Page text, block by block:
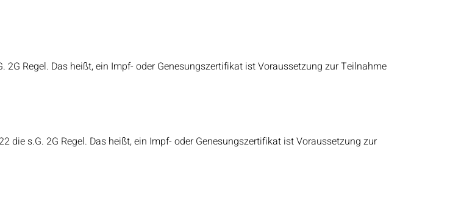
Regel. Das heißt, ein Impf- oder Genesungszertifikat ist Voraussetzung zur Teilnahme
die s.G. 2G Regel. Das heißt, ein Impf- oder Genesungszertifikat ist Voraussetzung zur